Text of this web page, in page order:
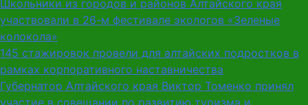
Школьники из городов и районов Алтайского края
участвовали в 26-м фестивале экологов «Зеленые
колокола»
145 стажировок провели для алтайских подростков в
рамках корпоративного наставничества
Губернатор Алтайского края Виктор Томенко принял